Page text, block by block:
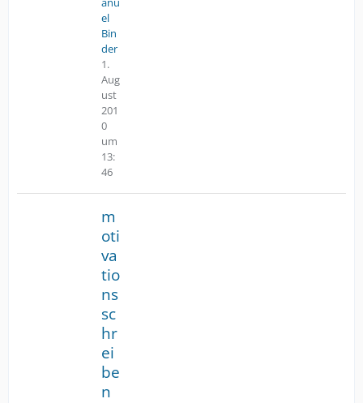
el
Bin
der
1.
Aug
ust
201
0
um
13:
46
m
oti
va
tio
ns
sc
hr
ei
be
n